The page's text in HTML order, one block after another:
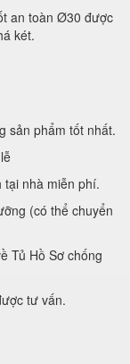
an toàn Ø30 được
két.
sản phẩm tốt nhất.
nhà miễn phí.
(có thể chuyển
Tủ Hồ Sơ chống
tư vấn.